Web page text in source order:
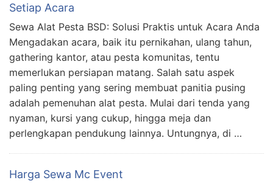
Setiap Acara
Sewa Alat Pesta BSD: Solusi Praktis untuk Acara Anda
Mengadakan acara, baik itu pernikahan, ulang tahun,
gathering kantor, atau pesta komunitas, tentu
memerlukan persiapan matang. Salah satu aspek
paling penting yang sering membuat panitia pusing
adalah pemenuhan alat pesta. Mulai dari tenda yang
nyaman, kursi yang cukup, hingga meja dan
perlengkapan pendukung lainnya. Untungnya, di …
Harga Sewa Mc Event